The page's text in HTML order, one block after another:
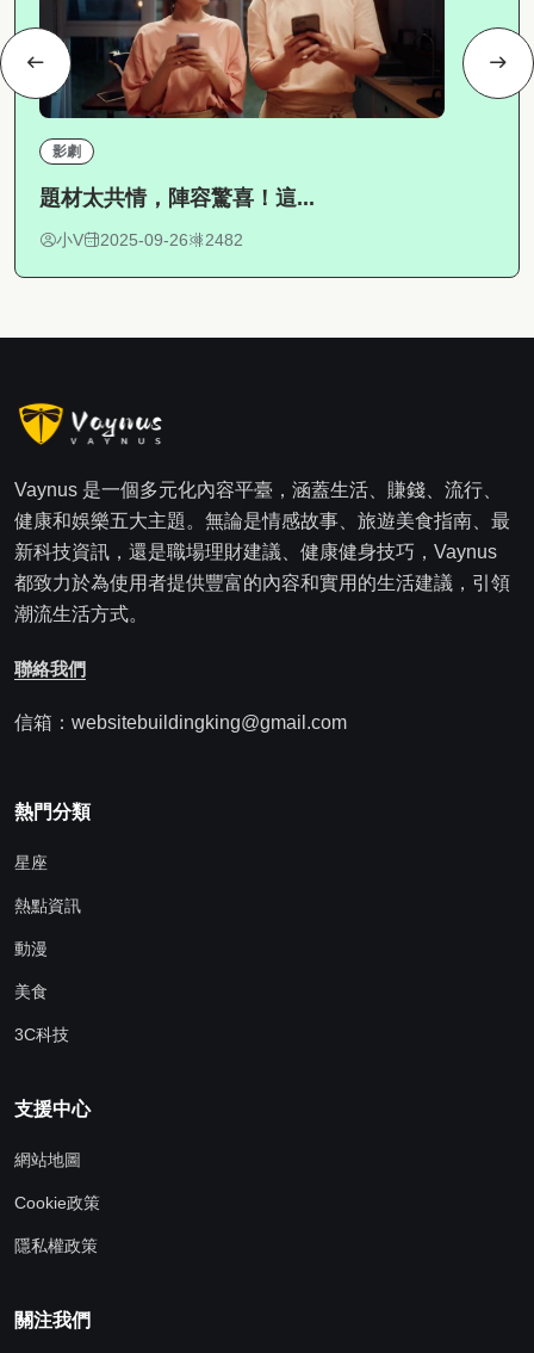
影劇
題材太共情，陣容驚喜！這...
小V 2025-09-26 2482
Vaynus 是一個多元化內容平臺，涵蓋生活、賺錢、流行、
健康和娛樂五大主題。無論是情感故事、旅遊美食指南、最
新科技資訊，還是職場理財建議、健康健身技巧，Vaynus
都致力於為使用者提供豐富的內容和實用的生活建議，引領
潮流生活方式。
聯絡我們
信箱：websitebuildingking@gmail.com
熱門分類
星座
熱點資訊
動漫
美食
3C科技
支援中心
網站地圖
Cookie政策
隱私權政策
關注我們